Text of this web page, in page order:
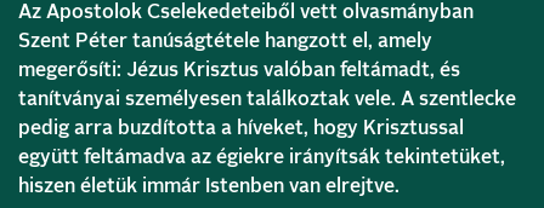
Az Apostolok Cselekedeteiből vett olvasmányban
Szent Péter tanúságtétele hangzott el, amely
megerősíti: Jézus Krisztus valóban feltámadt, és
tanítványai személyesen találkoztak vele. A szentlecke
pedig arra buzdította a híveket, hogy Krisztussal
együtt feltámadva az égiekre irányítsák tekintetüket,
hiszen életük immár Istenben van elrejtve.